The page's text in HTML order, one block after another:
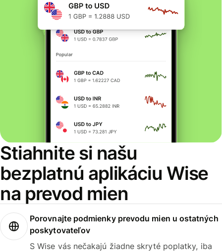
Stiahnite si našu
bezplatnú aplikáciu Wise
na prevod mien
Porovnajte podmienky prevodu mien u ostatných
poskytovateľov
S Wise vás nečakajú žiadne skryté poplatky, iba